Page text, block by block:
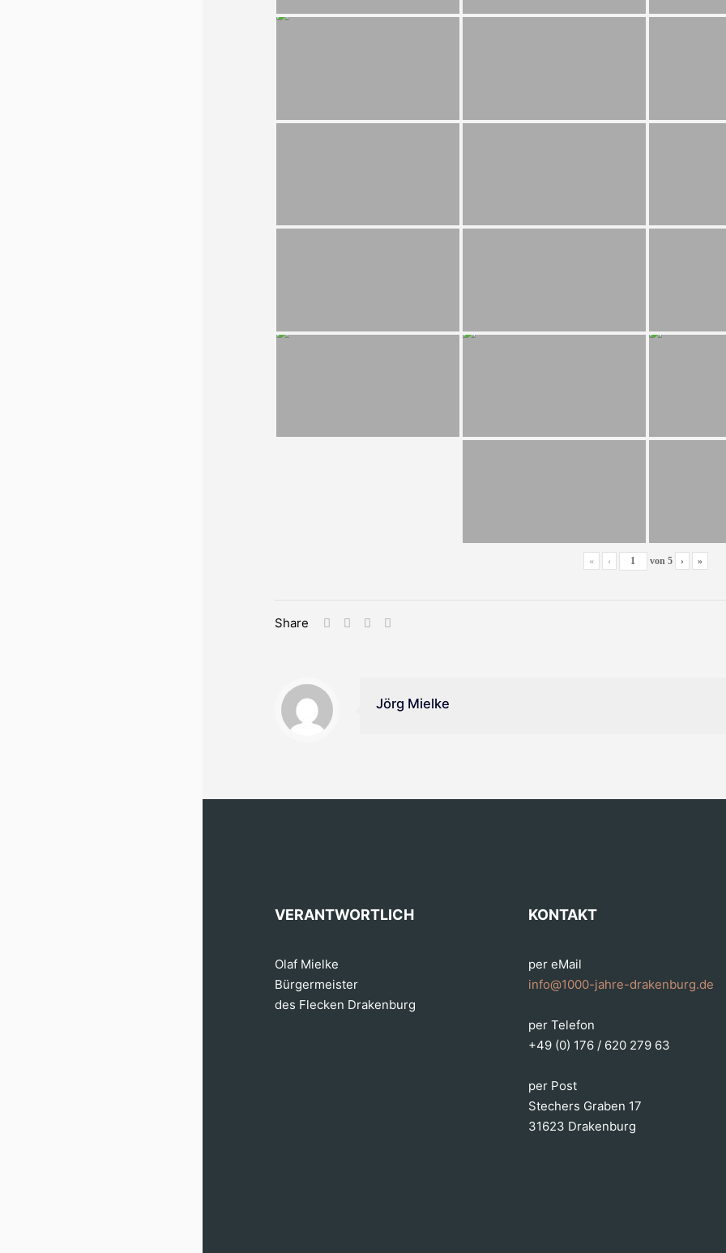
« ‹ von 5 › »
Share
Jörg Mielke
VERANTWORTLICH
Olaf Mielke
Bürgermeister
des Flecken Drakenburg
KONTAKT
per eMail
info@1000-jahre-drakenburg.de
per Telefon
+49 (0) 176 / 620 279 63
per Post
Stechers Graben 17
31623 Drakenburg